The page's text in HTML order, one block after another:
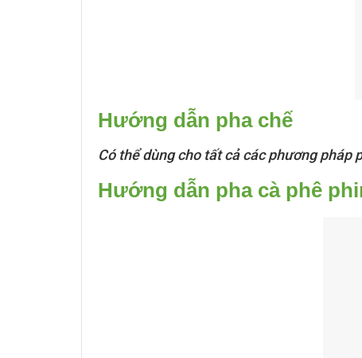
Hướng dẫn pha chế
Có thể dùng cho tất cả các phương pháp
Hướng dẫn pha cà phê